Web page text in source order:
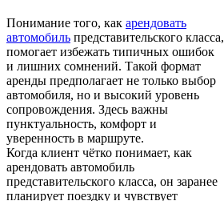
Понимание того, как арендовать
автомобиль представительского класса,
помогает избежать типичных ошибок
и лишних сомнений. Такой формат
аренды предполагает не только выбор
автомобиля, но и высокий уровень
сопровождения. Здесь важны
пунктуальность, комфорт и
уверенность в маршруте.
Когда клиент чётко понимает, как
арендовать автомобиль
представительского класса, он заранее
планирует поездку и чувствует